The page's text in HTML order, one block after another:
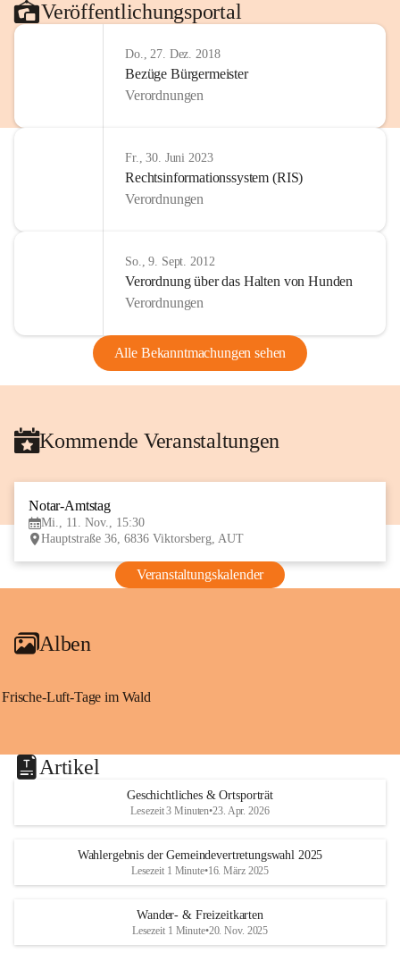
Veröffentlichungsportal
Do., 27. Dez. 2018
Bezüge Bürgermeister
Verordnungen
Fr., 30. Juni 2023
Rechtsinformationssystem (RIS)
Verordnungen
So., 9. Sept. 2012
Verordnung über das Halten von Hunden
Verordnungen
Alle Bekanntmachungen sehen
Kommende Veranstaltungen
Notar-Amtstag
Mi., 11. Nov., 15:30
Hauptstraße 36, 6836 Viktorsberg, AUT
Veranstaltungskalender
Alben
Frische-Luft-Tage im Wald
Artikel
Geschichtliches & Ortsporträt
Lesezeit 3 Minuten•23. Apr. 2026
Wahlergebnis der Gemeindevertretungswahl 2025
Lesezeit 1 Minute•16. März 2025
Wander- & Freizeitkarten
Lesezeit 1 Minute•20. Nov. 2025